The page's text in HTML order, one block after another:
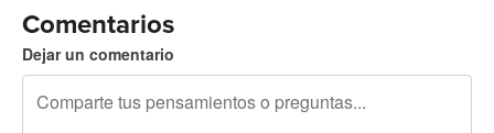
Comentarios
Dejar un comentario